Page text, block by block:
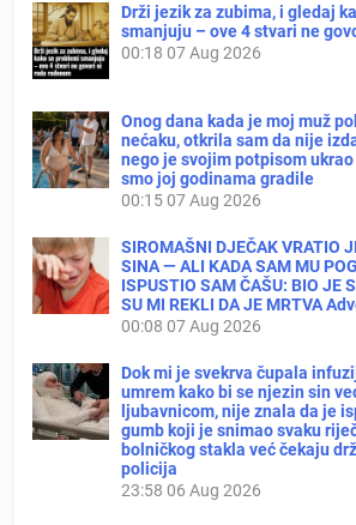
Drži jezik za zubima, i gledaj
smanjuju – ove 4 stvari ne
00:18 07 Aug 2026
Onog dana kada je moj muž
nećaku, otkrila sam da nije
nego je svojim potpisom
smo joj godinama gradile
00:1507 Aug 2026
SIROMAŠNI DJEČAK VRATIO
SINA — ALI KADA SAM MU
ISPUSTIO SAM ČAŠU: BIO JE
SU MI REKLI DA JE MRTVA
00:08 07 Aug 2026
Dok mi je svekrva čupala
umrem kako bi se njezin sin
ljubavnicom, nije znala da je
gumb koji je snimao svaku
bolničkog stakla već čekaju
policija
23:58 06 Aug 2026